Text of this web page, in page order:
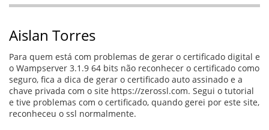
Aislan Torres
Para quem está com problemas de gerar o certificado digital e
o Wampserver 3.1.9 64 bits não reconhecer o certificado como
seguro, fica a dica de gerar o certificado auto assinado e a
chave privada com o site https://zerossl.com. Segui o tutorial
e tive problemas com o certificado, quando gerei por este site,
reconheceu o ssl normalmente.